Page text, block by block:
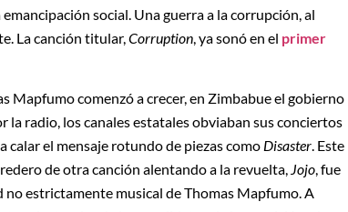
social. Una guerra a la corrupción, al
La canción titular, Corruption , ya sonó en el primer
Mapfumo comenzó a crecer, en Zimbabue el gobierno
la radio, los canales estatales obviaban sus conciertos
calar el mensaje rotundo de piezas como Disaster. Este
de otra canción alentando a la revuelta, Jojo, fue
estrictamente musical de Thomas Mapfumo. A